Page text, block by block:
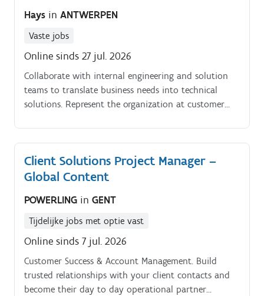
Hays in ANTWERPEN
Vaste jobs
Online sinds 27 jul. 2026
Collaborate with internal engineering and solution
teams to translate business needs into technical
solutions. Represent the organization at customer
Client Solutions Project Manager –
Global Content
POWERLING in GENT
Tijdelijke jobs met optie vast
Online sinds 7 jul. 2026
Customer Success & Account Management. Build
trusted relationships with your client contacts and
become their day to day operational partner